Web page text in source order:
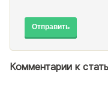
Отправить
Комментарии к